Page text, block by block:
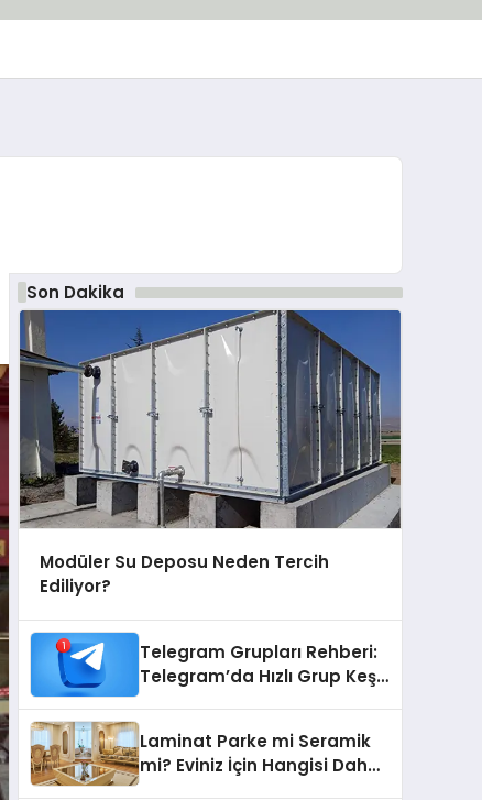
Son Dakika
Modüler Su Deposu Neden Tercih
Ediliyor?
Telegram Grupları Rehberi:
Telegram’da Hızlı Grup Keşfi
Laminat Parke mi Seramik
mi? Eviniz İçin Hangisi Daha